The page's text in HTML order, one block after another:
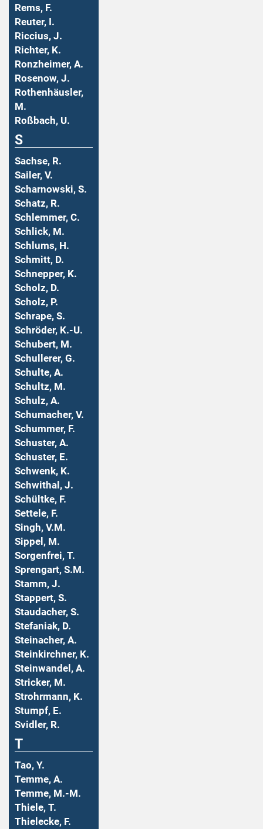
Rems, F.
Reuter, I.
Riccius, J.
Richter, K.
Ronzheimer, A.
Rosenow, J.
Rothenhäusler,
M.
Roßbach, U.
S
Sachse, R.
Sailer, V.
Scharnowski, S.
Schatz, R.
Schlemmer, C.
Schlick, M.
Schlums, H.
Schmitt, D.
Schnepper, K.
Scholz, D.
Scholz, P.
Schrape, S.
Schröder, K.-U.
Schubert, M.
Schullerer, G.
Schulte, A.
Schultz, M.
Schulz, A.
Schumacher, V.
Schummer, F.
Schuster, A.
Schuster, E.
Schwenk, K.
Schwithal, J.
Schültke, F.
Settele, F.
Singh, V.M.
Sippel, M.
Sorgenfrei, T.
Sprengart, S.M.
Stamm, J.
Stappert, S.
Staudacher, S.
Stefaniak, D.
Steinacher, A.
Steinkirchner, K.
Steinwandel, A.
Stricker, M.
Strohrmann, K.
Stumpf, E.
Svidler, R.
T
Tao, Y.
Temme, A.
Temme, M.-M.
Thiele, T.
Thielecke, F.